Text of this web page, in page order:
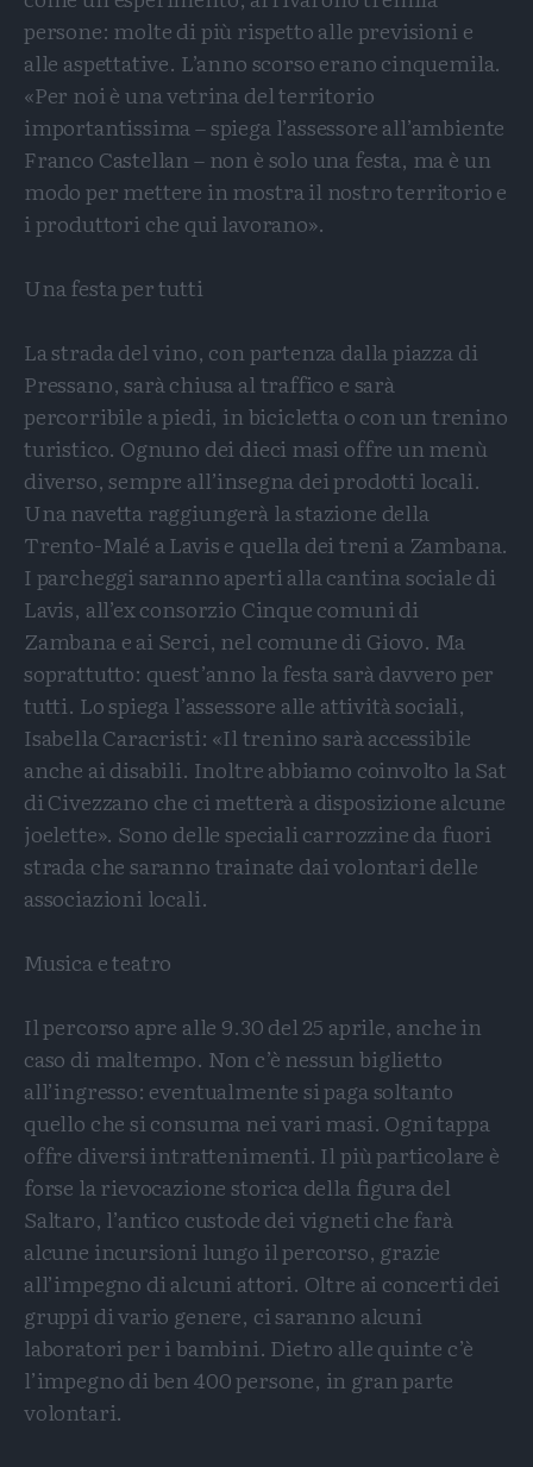
persone: molte di più rispetto alle previsioni e
alle aspettative. L’anno scorso erano cinquemila.
«Per noi è una vetrina del territorio
importantissima – spiega l’assessore all’ambiente
Franco Castellan – non è solo una festa, ma è un
modo per mettere in mostra il nostro territorio e
i produttori che qui lavorano».
Una festa per tutti
La strada del vino, con partenza dalla piazza di
Pressano, sarà chiusa al traffico e sarà
percorribile a piedi, in bicicletta o con un trenino
turistico. Ognuno dei dieci masi offre un menù
diverso, sempre all’insegna dei prodotti locali.
Una navetta raggiungerà la stazione della
Trento-Malé a Lavis e quella dei treni a Zambana.
I parcheggi saranno aperti alla cantina sociale di
Lavis, all’ex consorzio Cinque comuni di
Zambana e ai Serci, nel comune di Giovo. Ma
soprattutto: quest’anno la festa sarà davvero per
tutti. Lo spiega l’assessore alle attività sociali,
Isabella Caracristi: «Il trenino sarà accessibile
anche ai disabili. Inoltre abbiamo coinvolto la Sat
di Civezzano che ci metterà a disposizione alcune
joelette». Sono delle speciali carrozzine da fuori
strada che saranno trainate dai volontari delle
associazioni locali.
Musica e teatro
Il percorso apre alle 9.30 del 25 aprile, anche in
caso di maltempo. Non c’è nessun biglietto
all’ingresso: eventualmente si paga soltanto
quello che si consuma nei vari masi. Ogni tappa
offre diversi intrattenimenti. Il più particolare è
forse la rievocazione storica della figura del
Saltaro, l’antico custode dei vigneti che farà
alcune incursioni lungo il percorso, grazie
all’impegno di alcuni attori. Oltre ai concerti dei
gruppi di vario genere, ci saranno alcuni
laboratori per i bambini. Dietro alle quinte c’è
l’impegno di ben 400 persone, in gran parte
volontari.